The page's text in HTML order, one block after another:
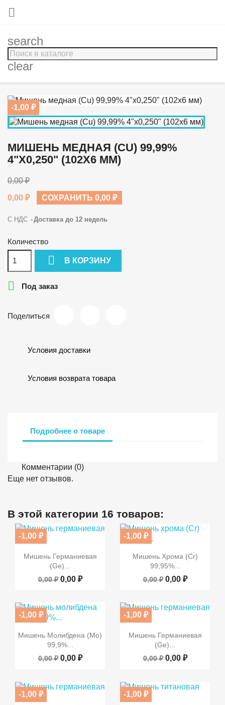

search
clear
-1,00 ₽
МИШЕНЬ МЕДНАЯ (CU) 99,99%
4"Х0,250" (102X6 ММ)
0,00 ₽
0,00 ₽
СОХРАНИТЬ 0,00 ₽
С НДС Доставка до 12 недель
Количество
 В КОРЗИНУ
 Под заказ
Поделиться
Условия доставки
Условия возврата товара
Подробнее о товаре
Комментарии (0)
Еще нет отзывов.
В этой категории 16 товаров:
 Быстрый просмотр
Мишень Германиевая
(Ge)...
0,00 ₽ 0,00 ₽
-1,00 ₽
Быстрый просмотр
Мишень Хрома (Cr)
99,95%...
0,00 ₽ 0,00 ₽
-1,00 ₽
 Быстрый просмотр
Мишень Молибдена (Mo)
99,9%...
0,00 ₽ 0,00 ₽
-1,00 ₽
 Быстрый просмотр
Мишень Германиевая
(Ge)...
0,00 ₽ 0,00 ₽
-1,00 ₽
-1,00 ₽ -1,00 ₽